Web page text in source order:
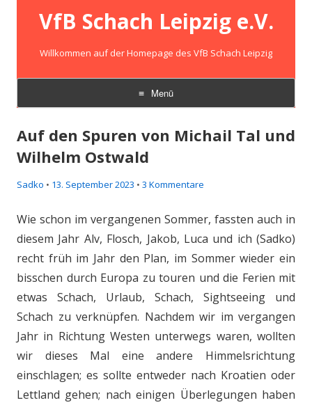
VfB Schach Leipzig e.V.
Willkommen auf der Homepage des VfB Schach Leipzig
Menü
Zum
springen
Auf den Spuren von Michail Tal und
Wilhelm Ostwald
Sadko • 13. September 2023 • 3 Kommentare
Wie schon im vergangenen Sommer, fassten auch in
diesem Jahr Alv, Flosch, Jakob, Luca und ich (Sadko)
recht früh im Jahr den Plan, im Sommer wieder ein
bisschen durch Europa zu touren und die Ferien mit
etwas Schach, Urlaub, Schach, Sightseeing und
Schach zu verknüpfen. Nachdem wir im vergangen
Jahr in Richtung Westen unterwegs waren, wollten
wir dieses Mal eine andere Himmelsrichtung
einschlagen; es sollte entweder nach Kroatien oder
Lettland gehen; nach einigen Überlegungen haben